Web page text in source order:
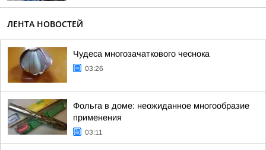
ЛЕНТА НОВОСТЕЙ
Чудеса многозачаткового чеснока
03:26
Фольга в доме: неожиданное многообразие
применения
03:11